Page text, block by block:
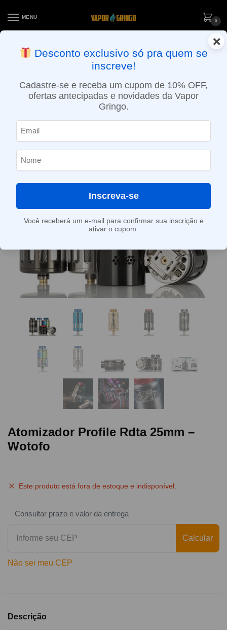
MENU
0
ENTREGA NO MESMO DIA EM SÃO PAULO (SEG A SEX): PEDIDOS
APROVADOS ATÉ 15:30 VIA MOTOBOY
Atomizador Profile Rdta 25mm –
Wotofo
Este produto está fora de estoque e indisponível.
Consultar prazo e valor da entrega
Calcular
Não sei meu CEP
Descrição
×
Desconto exclusivo só pra quem se
inscreve!
Cadastre-se e receba um cupom de 10% OFF,
ofertas antecipadas e novidades da Vapor
Gringo.
Inscreva-se
Você receberá um e-mail para confirmar sua inscrição e
ativar o cupom.